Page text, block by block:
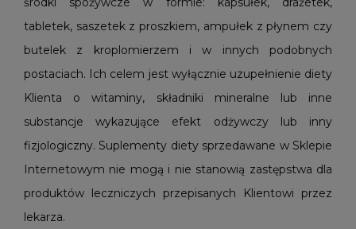
tabletek, saszetek z proszkiem, ampułek z płynem czy
butelek z kroplomierzem i w innych podobnych
postaciach. Ich celem jest wyłącznie uzupełnienie diety
Klienta o witaminy, składniki mineralne lub inne
substancje wykazujące efekt odżywczy lub inny
fizjologiczny. Suplementy diety sprzedawane w Sklepie
Internetowym nie mogą i nie stanowią zastępstwa dla
produktów leczniczych przepisanych Klientowi przez
lekarza.